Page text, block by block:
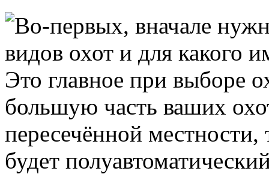
Во-первых, вначале
видов охот и для какого
Это главное при выборе
большую часть ваших
пересечённой
будет